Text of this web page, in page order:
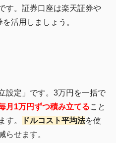
す。証券口座は楽天証券や
活用しましょう。
設定」です。3万円を一括で
月1万円ずつ積み立てること
す。
ドルコスト平均法を使
らせます。